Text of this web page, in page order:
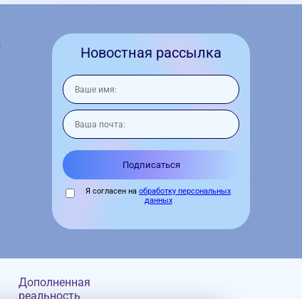
Новостная рассылка
Я согласен на обработку персональных
данных
Дополненная
реальность